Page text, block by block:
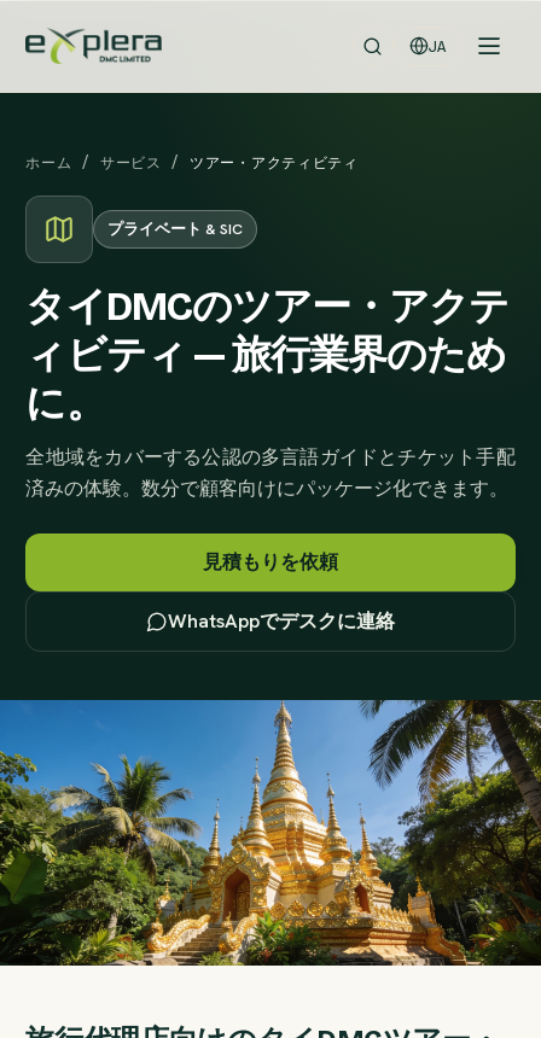
JA
ホーム / サービス / ツアー・アクティビティ
プライベート & SIC
タイDMCのツアー・アクテ
ィビティ — 旅行業界のため
に。
全地域をカバーする公認の多言語ガイドとチケット手配
済みの体験。数分で顧客向けにパッケージ化できます。
見積もりを依頼
WhatsAppでデスクに連絡